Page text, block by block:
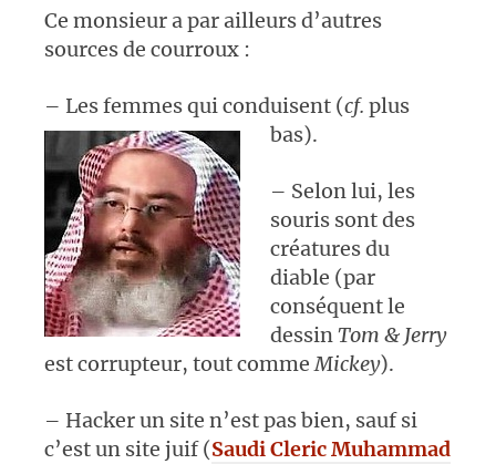
Ce monsieur a par ailleurs d’autres
sources de courroux :
– Les femmes qui conduisent (cf. plus
bas).
– Selon lui, les
souris sont des
créatures du
diable (par
conséquent le
dessinTom & Jerry
est corrupteur, tout commeMickey).
– Hacker un site n’est pas bien, sauf si
c’est un site juif (Saudi Cleric Muhammad